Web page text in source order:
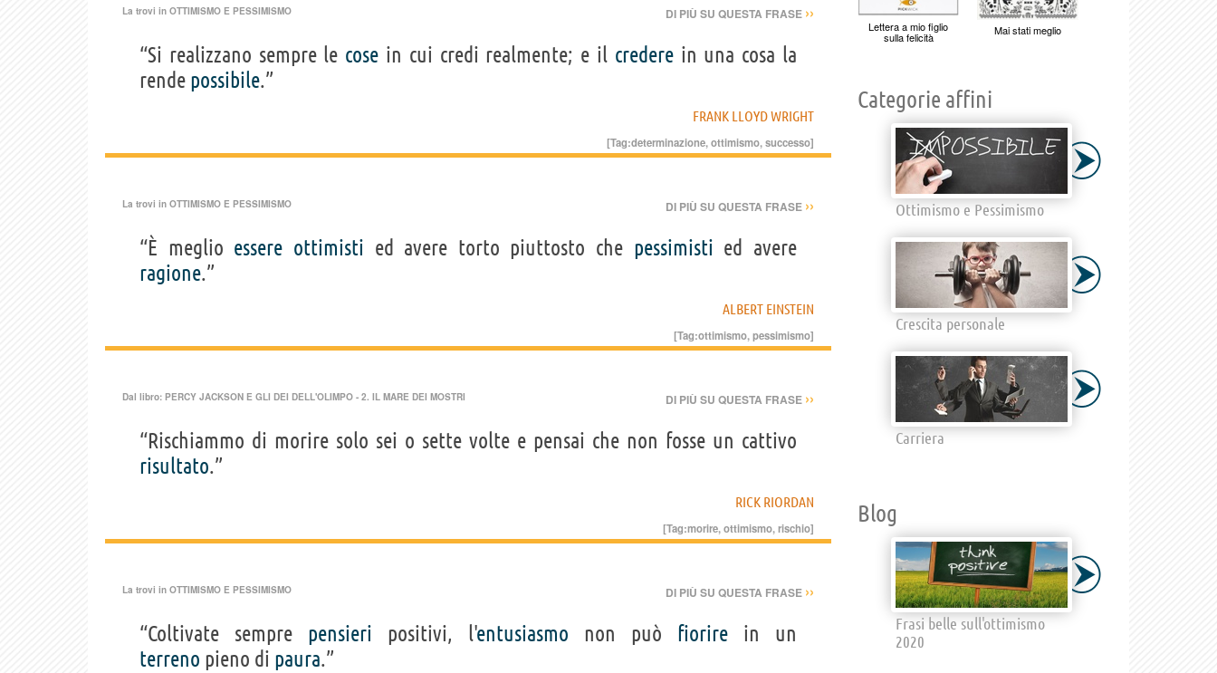
La trovi in OTTIMISMO E PESSIMISMO DI PIÙ SU QUESTA FRASE ››
“Si realizzano sempre le cose in cui credi realmente; e il crederein una cosa la
rende possibile.”
FRANK LLOYD WRIGHT
[Tag:determinazione,ottimismo,successo]
La trovi in OTTIMISMO E PESSIMISMO DI PIÙ SU QUESTA FRASE ››
“È meglio essere ottimisti ed avere torto piuttosto che pessimisti ed avere
ragione.”
ALBERT EINSTEIN
[Tag:ottimismo,pessimismo]
Dal libro: PERCY JACKSON E GLI DEI DELL'OLIMPO - 2. IL MARE DEI MOSTRI DI PIÙ SU QUESTA FRASE ››
“Rischiammo di morire solo sei o sette volte e pensai che non fosse un cattivo
risultato.”
RICK RIORDAN
[Tag:morire,ottimismo,rischio]
La trovi in OTTIMISMO E PESSIMISMO DI PIÙ SU QUESTA FRASE ››
“Coltivate sempre pensieri positivi, l'entusiasmo non può fiorire in un
terreno pieno di paura.”
Lettera a mio figlio
sulla felicità Mai stati meglio
Categorie affini
Ottimismo e Pessimismo
Crescita personale
Carriera
Blog
Frasi belle sull'ottimismo
2020